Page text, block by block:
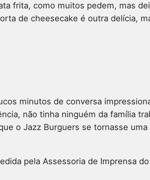
frita, como muitos pedem, mas
de cheesecake é outra delícia,
minutos de conversa
não tinha ninguém da família
o Jazz Burguers se tornasse uma
pela Assessoria de Imprensa